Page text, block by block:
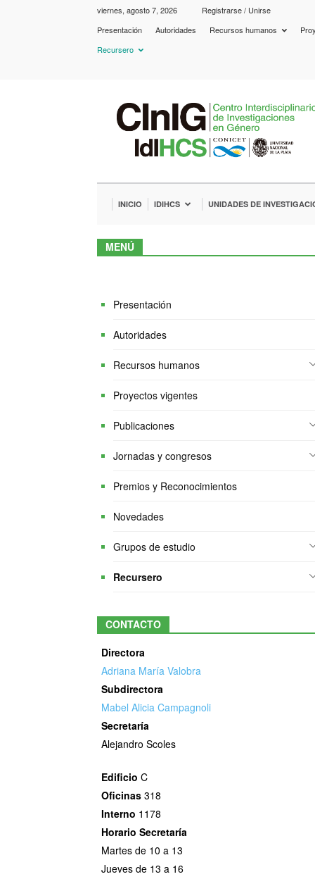
viernes, agosto 7, 2026
Registrarse / Unirse
Presentación
Autoridades Recursos humanos
Recursero
IdIHCS
–
CInIG
INICIO IDIHCS UNIDADES DE
MENÚ
Presentación
Autoridades
Recursos humanos
Proyectos vigentes
Publicaciones
Jornadas y congresos
Premios y Reconocimientos
Novedades
Grupos de estudio
Recursero
CONTACTO
Directora
Adriana María Valobra
Subdirectora
Mabel Alicia Campagnoli
Secretaría
Alejandro Scoles
Edificio C
Oficinas 318
Interno 1178
Horario Secretaría
Martes de 10 a 13
Jueves de 13 a 16